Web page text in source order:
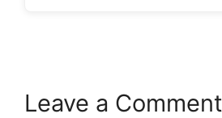
Leave a Comment